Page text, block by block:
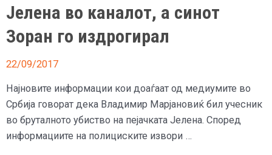
Јелена во каналот, а синот
Зоран го издрогирал
22/09/2017
Најновите информации кои доаѓаат од медиумите во
Србија говорат дека Владимир Марјановиќ бил учесник
во бруталното убиство на пејачката Јелена. Според
информациите на полициските извори …